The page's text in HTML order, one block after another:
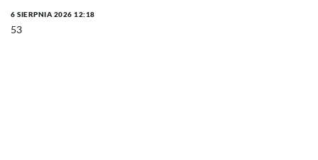
6 SIERPNIA 2026 12:18
53